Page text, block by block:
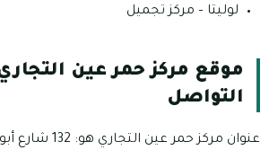
لوليتا – مركز تجميل
موقع مركز حمر عين
التواصل
عنوان مركز حمر